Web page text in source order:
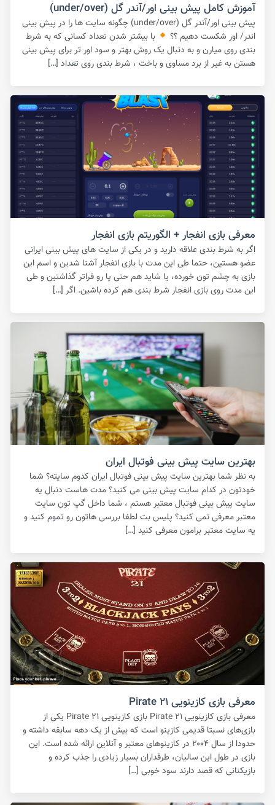
آموزش کامل پیش بینی اور/آندر گل (under/over)
پیش بینی اور/آندر گل (under/over) چگونه سایت ها را در پیش بینی
اندر/ اور شکست دهیم ؟؟
با بیشتر شدن تعداد کسانی که به شرط
بندی روی میارن و به دنبال یک روش بهتر و سود اور تر برای پیش بینی
هستن به غیر از برد مساوی و باخت ، شرط بندی روی تعداد […]
معرفی بازی انفجار + الگوریتم بازی انفجار
اگر به شرط بندی علاقه دارید و در یکی از سایت های پیش بینی ایرانی
عضو هستین، حتما طی این مدت با بازی انفجار آشنا شدین و اسم این
بازی به چشم تون خورده، یا شاید هم حتی پا رو فراتر گذاشتین و طی
این مدت روی بازی انفجار شرط بندی هم کرده باشین. اگر […]
بهترین سایت پیش بینی فوتبال ایران
به نظر شما بهترین سایت پیش بینی فوتبال ایران کدوم سایته؟ شما
خودتون در کدام سایت پیش بینی می کنید؟ مدت هاست دنبال یه
سایت پیش بینی فوتبال معتبر هستم ، شما داخل گپ تون سایت
معتبر معرفی نمی کنید؟ پلیس بت لطفا بررسی هاتون رو تموم کنید و
یه سایت معتبر برامون معرفی کنید […]
معرفی بازی کازینویی Pirate ۲۱
معرفی بازی کازینویی Pirate ۲۱ بازی کازینویی Pirate ۲۱ یکی از
بازی‌های نسبتا قدیمی کازینو است که بیش از یک دهه سابقه داشته و
حدودا از سال ۲۰۰۴ در کازینوهای معتبر و آنلاین ارائه شده است. این
بازی در طول این سالیان، طرفداران بسیار زیادی را جذب کرده و
بازیکنانی که قصد دارند سود خوبی […]